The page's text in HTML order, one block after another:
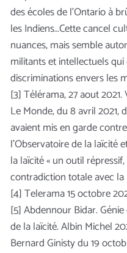
des écoles de l’Ontario à
les Indiens…Cette cancel
nuances, mais semble
militants et intellectuels
discriminations envers les
[3] Télérama, 27 aout
Le Monde, du 8 avril 2021,
avaient mis en garde
l’Observatoire de la laïcité
la laïcité « un outil
contradiction totale avec la
[4] Telerama 15 octobre
[5] Abdennour Bidar.
de la laïcité. Albin Michel
Bernard Ginisty du 19